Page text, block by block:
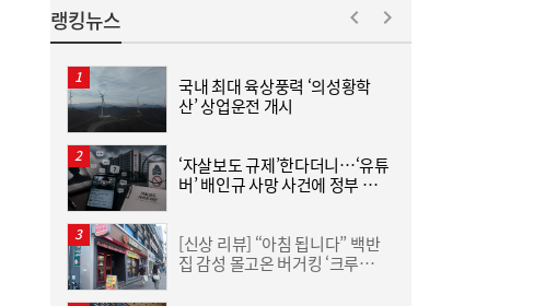
10:55
[단독] 종부세 개편 ‘강남벨트’ 직격…용산 증
세 주택 평균 1449만원 늘어
랭킹뉴스
국내 최대 육상풍력 ‘의성황학
산’ 상업운전 개시
‘자살보도 규제’한다더니…‘유튜
버’ 배인규 사망 사건에 정부 대
[신상 리뷰] “아침 됩니다” 백반
집 감성 몰고온 버거킹 ‘크루아상